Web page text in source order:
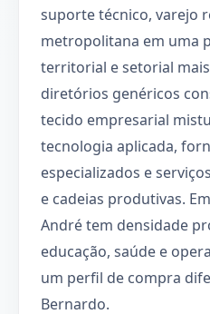
suporte técnico, varejo
metropolitana em uma
territorial e setorial
diretórios genéricos
tecido empresarial
tecnologia aplicada,
especializados e
e cadeias produtivas.
André tem densidade
educação, saúde e
um perfil de compra
Bernardo.